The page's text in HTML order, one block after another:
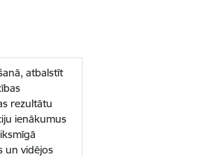
atbalstīt
rezultātu
ienākumus
un vidējos